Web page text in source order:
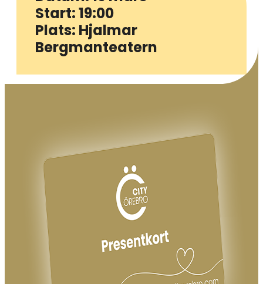
Start: 19:00
Plats: Hjalmar
Bergmanteatern